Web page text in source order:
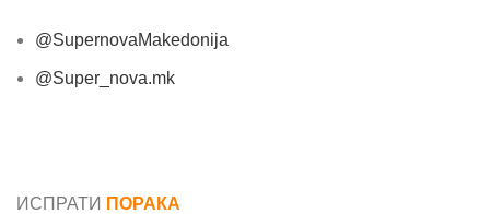
@SupernovaMakedonija
@Super_nova.mk
ИСПРАТИ ПОРАКА